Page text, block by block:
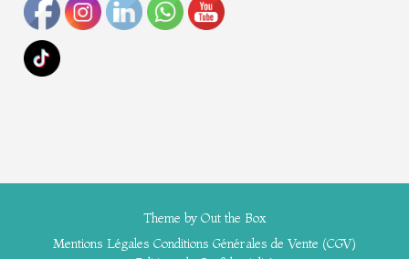
Theme by Out the Box
Mentions Légales Conditions Générales de Vente (CGV)